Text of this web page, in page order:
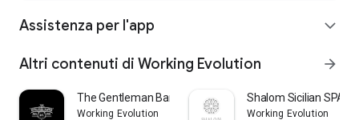
Assistenza per l'app expand_more
Altri contenuti di Working Evolution arrow_forward
The Gentleman Barber
Working Evolution
Shalom Sicilian SPA
Working Evolution